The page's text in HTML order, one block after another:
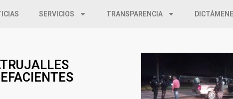
SERVICIOS TRANSPARENCIA